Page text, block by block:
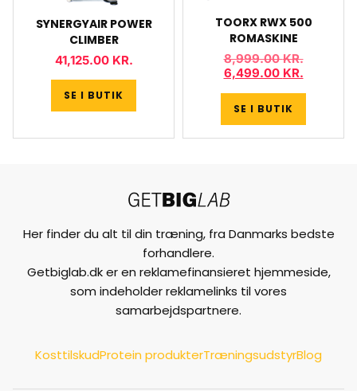
SYNERGYAIR POWER
CLIMBER
41,125.00 KR.
SE I BUTIK
TOORX RWX 500
ROMASKINE
8,999.00KR.
6,499.00 KR.
SE I BUTIK
Her finder du alt til din træning, fra Danmarks bedste
forhandlere.
Getbiglab.dk er en reklamefinansieret hjemmeside,
som indeholder reklamelinks til vores
samarbejdspartnere.
KosttilskudProtein produkterTræningsudstyrBlog